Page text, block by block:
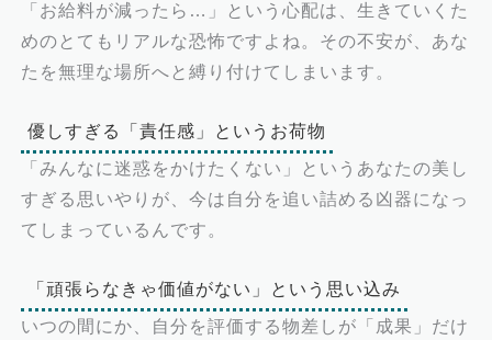
「お給料が減ったら…」という心配は、生きていくた
めのとてもリアルな恐怖ですよね。その不安が、あな
たを無理な場所へと縛り付けてしまいます。
優しすぎる「責任感」というお荷物
「みんなに迷惑をかけたくない」というあなたの美し
すぎる思いやりが、今は自分を追い詰める凶器になっ
てしまっているんです。
「頑張らなきゃ価値がない」という思い込み
いつの間にか、自分を評価する物差しが「成果」だけ